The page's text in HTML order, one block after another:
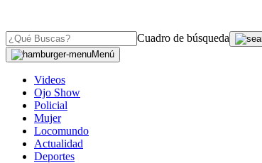
Cuadro de búsqueda
Menú
Videos
Ojo Show
Policial
Mujer
Locomundo
Actualidad
Deportes